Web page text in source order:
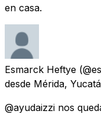
en casa.
Esmarck Heftye
desde Mérida,
@ayudaizzi nos